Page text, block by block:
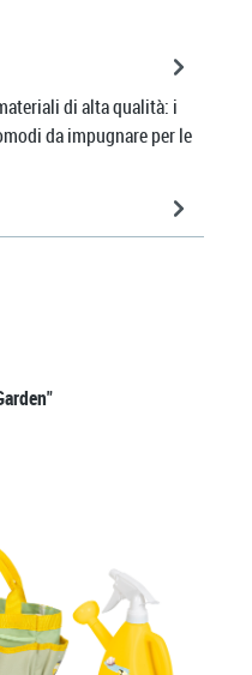
di alta qualità: i
da impugnare per le